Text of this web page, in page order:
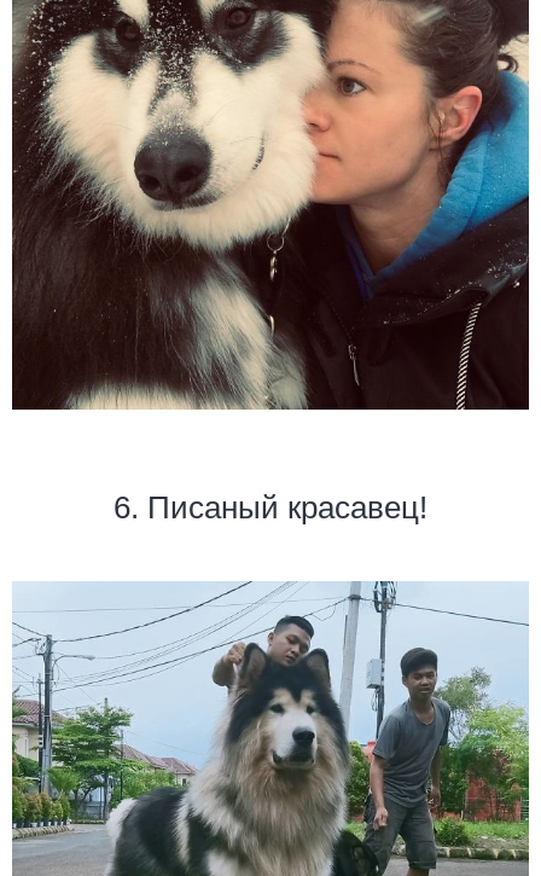
6. Писаный красавец!